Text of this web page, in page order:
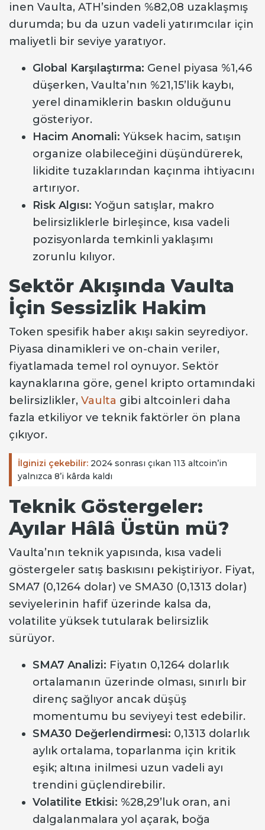
inen Vaulta, ATH’sinden %82,08 uzaklaşmış
durumda; bu da uzun vadeli yatırımcılar için
maliyetli bir seviye yaratıyor.
Global Karşılaştırma: Genel piyasa %1,46
düşerken, Vaulta’nın %21,15’lik kaybı,
yerel dinamiklerin baskın olduğunu
gösteriyor.
Hacim Anomali: Yüksek hacim, satışın
organize olabileceğini düşündürerek,
likidite tuzaklarından kaçınma ihtiyacını
artırıyor.
Risk Algısı: Yoğun satışlar, makro
belirsizliklerle birleşince, kısa vadeli
pozisyonlarda temkinli yaklaşımı
zorunlu kılıyor.
Sektör Akışında Vaulta
İçin Sessizlik Hakim
Token spesifik haber akışı sakin seyrediyor.
Piyasa dinamikleri ve on-chain veriler,
fiyatlamada temel rol oynuyor. Sektör
kaynaklarına göre, genel kripto ortamındaki
belirsizlikler, Vaulta gibi altcoinleri daha
fazla etkiliyor ve teknik faktörler ön plana
çıkıyor.
İlginizi çekebilir: 2024 sonrası çıkan 113 altcoin’in
yalnızca 8’i kârda kaldı
Teknik Göstergeler:
Ayılar Hâlâ Üstün mü?
Vaulta’nın teknik yapısında, kısa vadeli
göstergeler satış baskısını pekiştiriyor. Fiyat,
SMA7 (0,1264 dolar) ve SMA30 (0,1313 dolar)
seviyelerinin hafif üzerinde kalsa da,
volatilite yüksek tutularak belirsizlik
sürüyor.
SMA7 Analizi: Fiyatın 0,1264 dolarlık
ortalamanın üzerinde olması, sınırlı bir
direnç sağlıyor ancak düşüş
momentumu bu seviyeyi test edebilir.
SMA30 Değerlendirmesi: 0,1313 dolarlık
aylık ortalama, toparlanma için kritik
eşik; altına inilmesi uzun vadeli ayı
trendini güçlendirebilir.
Volatilite Etkisi: %28,29’luk oran, ani
dalgalanmalara yol açarak, boğa